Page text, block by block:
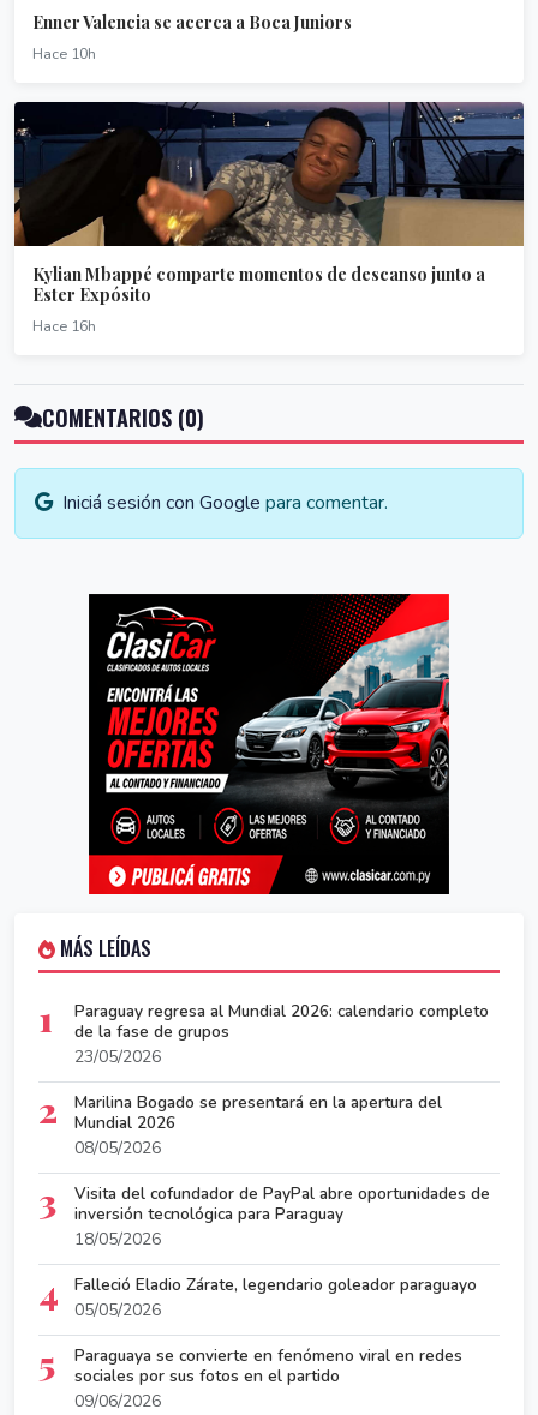
Enner Valencia se acerca a Boca Juniors
Hace 10h
Kylian Mbappé comparte momentos de descanso junto a
Ester Expósito
Hace 16h
COMENTARIOS (0)
Iniciá sesión con Google para comentar.
MÁS LEÍDAS
1
Paraguay regresa al Mundial 2026: calendario completo
de la fase de grupos
23/05/2026
2
Marilina Bogado se presentará en la apertura del
Mundial 2026
08/05/2026
3
Visita del cofundador de PayPal abre oportunidades de
inversión tecnológica para Paraguay
18/05/2026
4
Falleció Eladio Zárate, legendario goleador paraguayo
05/05/2026
5
Paraguaya se convierte en fenómeno viral en redes
sociales por sus fotos en el partido
09/06/2026